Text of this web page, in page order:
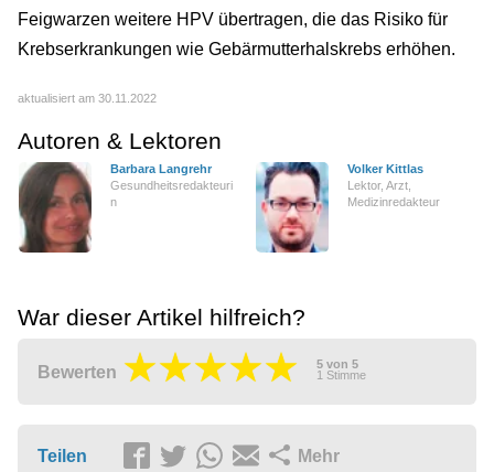
Feigwarzen weitere HPV übertragen, die das Risiko für
Krebserkrankungen wie Gebärmutterhalskrebs erhöhen.
aktualisiert am 30.11.2022
Autoren & Lektoren
Barbara Langrehr
Gesundheitsredakteuri
n
Volker Kittlas
Lektor, Arzt,
Medizinredakteur
War dieser Artikel hilfreich?
Bewerten 5 von 5
1 Stimme
Teilen Mehr